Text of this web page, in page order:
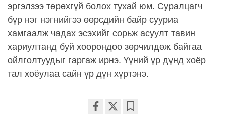
эргэлзээ төрөхгүй болох тухай юм. Суралцагч
бүр нэг нэгнийгээ өөрсдийн байр сууриа
хамгаалж чадах эсэхийг сорьж асуулт тавин
хариултанд буй хоорондоо зөрчилдөж байгаа
ойлголтуудыг гаргаж ирнэ. Үүний үр дүнд хоёр
тал хоёулаа сайн үр дүн хүртэнэ.